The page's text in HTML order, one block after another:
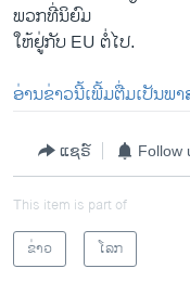
ພວກ​ທີ່​ນິຍົມ
​ໃຫ້​ຢູ່​ກັບ EU ຕໍ່​ໄປ.
ອ່ານ​ຂ່າວ​ນີ້​ເພີ້ມ​ຕື່ມ​ເປັນ​ພ
ແຊຣ໌ Follow
This item is part of
ຂ່າວ
ໂລກ